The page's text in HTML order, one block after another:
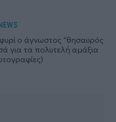
ο άγνωστος “θησαυρός
για τα πολυτελή αμάξια